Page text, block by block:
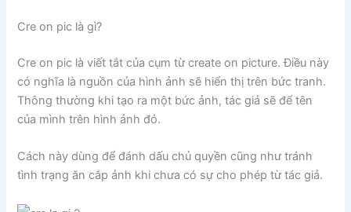
Cre on pic là gì?
Cre on pic là viết tắt của cụm từ create on picture. Điều này
có nghĩa là nguồn của hình ảnh sẽ hiển thị trên bức tranh.
Thông thường khi tạo ra một bức ảnh, tác giả sẽ để tên
của mình trên hình ảnh đó.
Cách này dùng để đánh dấu chủ quyền cũng như tránh
tình trạng ăn cắp ảnh khi chưa có sự cho phép từ tác giả.